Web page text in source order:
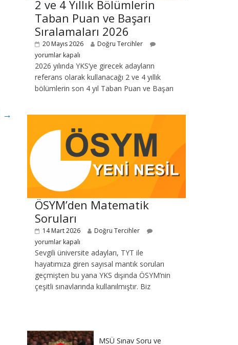
→
2 ve 4 Yıllık Bölümlerin
Taban Puan ve Başarı
Sıralamaları 2026
20 Mayıs 2026
Doğru Tercihler
yorumlar kapalı
2026 yılında YKS’ye girecek adayların
referans olarak kullanacağı 2 ve 4 yıllık
bölümlerin son 4 yıl Taban Puan ve Başarı
ÖSYM’den Matematik
Soruları
14 Mart 2026
Doğru Tercihler
yorumlar kapalı
Sevgili üniversite adayları, TYT ile
hayatımıza giren sayısal mantık soruları
geçmişten bu yana YKS dışında ÖSYM’nin
çeşitli sınavlarında kullanılmıştır. Biz
MSÜ Sınav Soru ve